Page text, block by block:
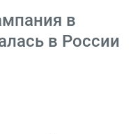
в
в России